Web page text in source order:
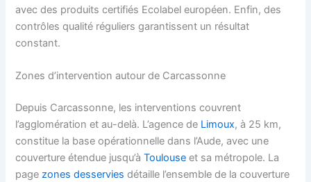
avec des produits certifiés Ecolabel européen. Enfin, des
contrôles qualité réguliers garantissent un résultat
constant.
Zones d’intervention autour de Carcassonne
Depuis Carcassonne, les interventions couvrent
l’agglomération et au-delà. L’agence de Limoux, à 25 km,
constitue la base opérationnelle dans l’Aude, avec une
couverture étendue jusqu’àToulouse et sa métropole. La
pagezones desservies détaille l’ensemble de la couverture